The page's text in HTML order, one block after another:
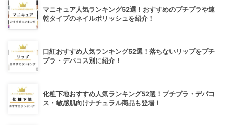
マニキュア人気ランキング52選！おすすめのプチプラや速
乾タイプのネイルポリッシュを紹介！
口紅おすすめ人気ランキング52選！落ちないリップをプチ
プラ・デパコス別に紹介！
化粧下地おすすめ人気ランキング52選！プチプラ・デパコ
ス・敏感肌向けナチュラル商品も登場！